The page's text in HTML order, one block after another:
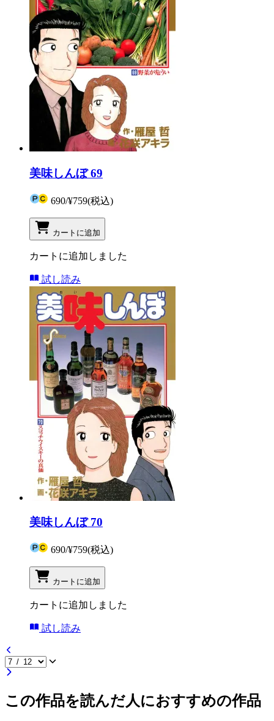
美味しんぼ 69
690/¥759(税込)
カートに追加
カートに追加しました
試し読み
美味しんぼ 70
690/¥759(税込)
カートに追加
カートに追加しました
試し読み
この作品を読んだ人におすすめの作品